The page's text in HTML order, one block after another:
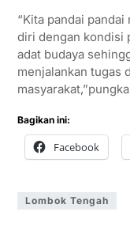
“Kita pandai
diri dengan kondisi
adat budaya
menjalankan tugas
Bagikan ini:
Facebook
Lombok Tengah